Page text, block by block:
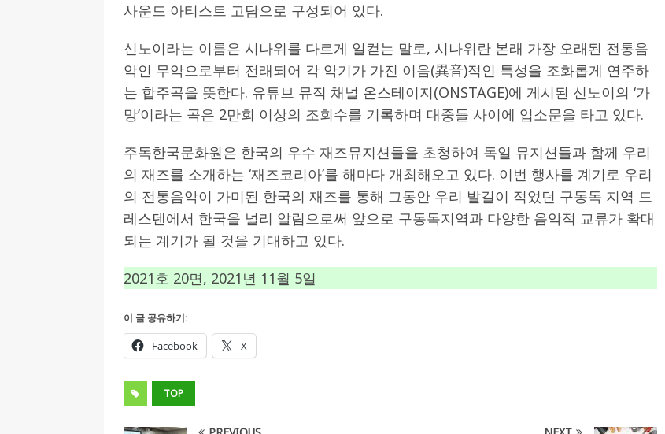
사운드 아티스트 고담으로 구성되어 있다.
신노이라는 이름은 시나위를 다르게 일컫는 말로, 시나위란 본래 가장 오래된 전통음
악인 무악으로부터 전래되어 각 악기가 가진 이음(異音)적인 특성을 조화롭게 연주하
는 합주곡을 뜻한다. 유튜브 뮤직 채널 온스테이지(ONSTAGE)에 게시된 신노이의 ‘가
망’이라는 곡은 2만회 이상의 조회수를 기록하며 대중들 사이에 입소문을 타고 있다.
주독한국문화원은 한국의 우수 재즈뮤지션들을 초청하여 독일 뮤지션들과 함께 우리
의 재즈를 소개하는 ‘재즈코리아’를 해마다 개최해오고 있다. 이번 행사를 계기로 우리
의 전통음악이 가미된 한국의 재즈를 통해 그동안 우리 발길이 적었던 구동독 지역 드
레스덴에서 한국을 널리 알림으로써 앞으로 구동독지역과 다양한 음악적 교류가 확대
되는 계기가 될 것을 기대하고 있다.
2021호 20면, 2021년 11월 5일
이 글 공유하기:
Facebook X
TOP